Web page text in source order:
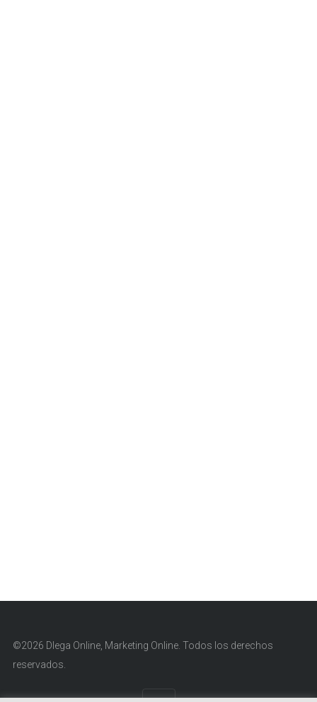
©2026 Dlega Online, Marketing Online. Todos los derechos
reservados.